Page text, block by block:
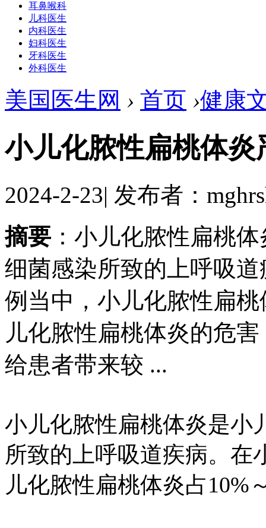
耳鼻喉科
儿科医生
内科医生
妇科医生
牙科医生
外科医生
美国医生网 › 首页 ›健康
小儿化脓性扁桃体
2024-2-23| 发布者：
摘要 ：小儿化脓性扁桃
细菌感染所致的上呼吸
例当中，小儿化脓性扁
儿化脓性扁桃体炎的
给患者带来较 ...
小儿化脓性扁桃体炎是小
所致的上呼吸道疾病。在
儿化脓性扁桃体炎占10%